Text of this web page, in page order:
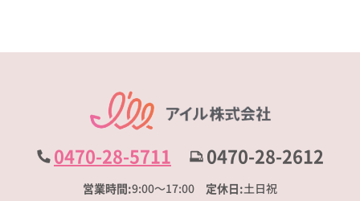
0470-28-5711 0470-28-2612
営業時間 9:00～17:00 定休日 土日祝